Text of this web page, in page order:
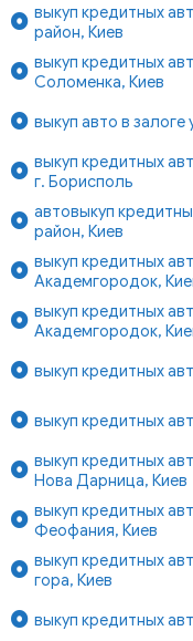
выкуп кредитных
район, Киев
выкуп кредитных
Соломенка, Киев
выкуп авто в залоге
выкуп кредитных
г. Борисполь
автовыкуп
район, Киев
выкуп кредитных
Академгородок,
выкуп кредитных
Академгородок,
выкуп кредитных
выкуп кредитных
выкуп кредитных
Нова Дарница, Киев
выкуп кредитных
Феофания, Киев
выкуп кредитных
гора, Киев
выкуп кредитных